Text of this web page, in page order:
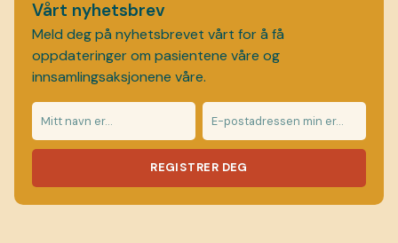
Vårt nyhetsbrev
Meld deg på nyhetsbrevet vårt for å få
oppdateringer om pasientene våre og
innsamlingsaksjonene våre.
REGISTRER DEG